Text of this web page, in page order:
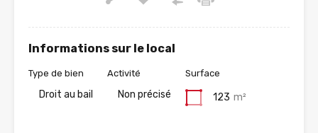
Informations sur le local
Type de bien
Droit au bail
Activité
Non précisé
Surface
123 m²